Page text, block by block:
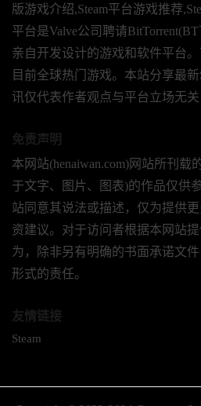
版游戏介绍,Steam平台游戏推荐
平台是Valve公司聘请
亲自开发设计的游戏和软件平台
目前全球热门游戏。本站分享最
讯仅代表作者观点与平台立场无关
免责声明
本网站(henaiwan.com)网站所刊载
于文字、图片、图表)的作品仅供
站同意其说法或描述，仅为提供
资建议。对于访问者根据本网站
为，除非另有明确的书面承诺文
形式的责任。
友情链接
Steam